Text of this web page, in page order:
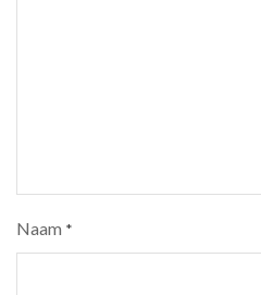
Naam *